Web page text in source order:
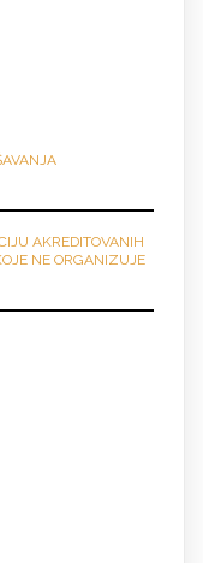
AKREDITOVANIH
NE ORGANIZUJE